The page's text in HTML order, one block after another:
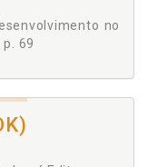
no
69
p. 55